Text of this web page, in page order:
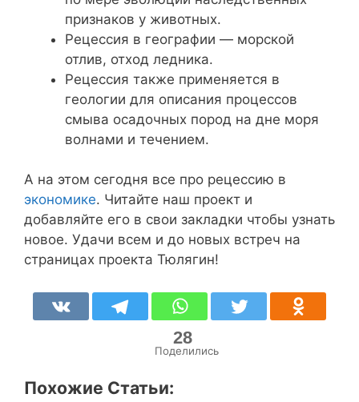
признаков у животных.
Рецессия в географии — морской
отлив, отход ледника.
Рецессия также применяется в
геологии для описания процессов
смыва осадочных пород на дне моря
волнами и течением.
А на этом сегодня все про рецессию в
экономике. Читайте наш проект и
добавляйте его в свои закладки чтобы узнать
новое. Удачи всем и до новых встреч на
страницах проекта Тюлягин!
28
Поделились
Похожие Статьи: